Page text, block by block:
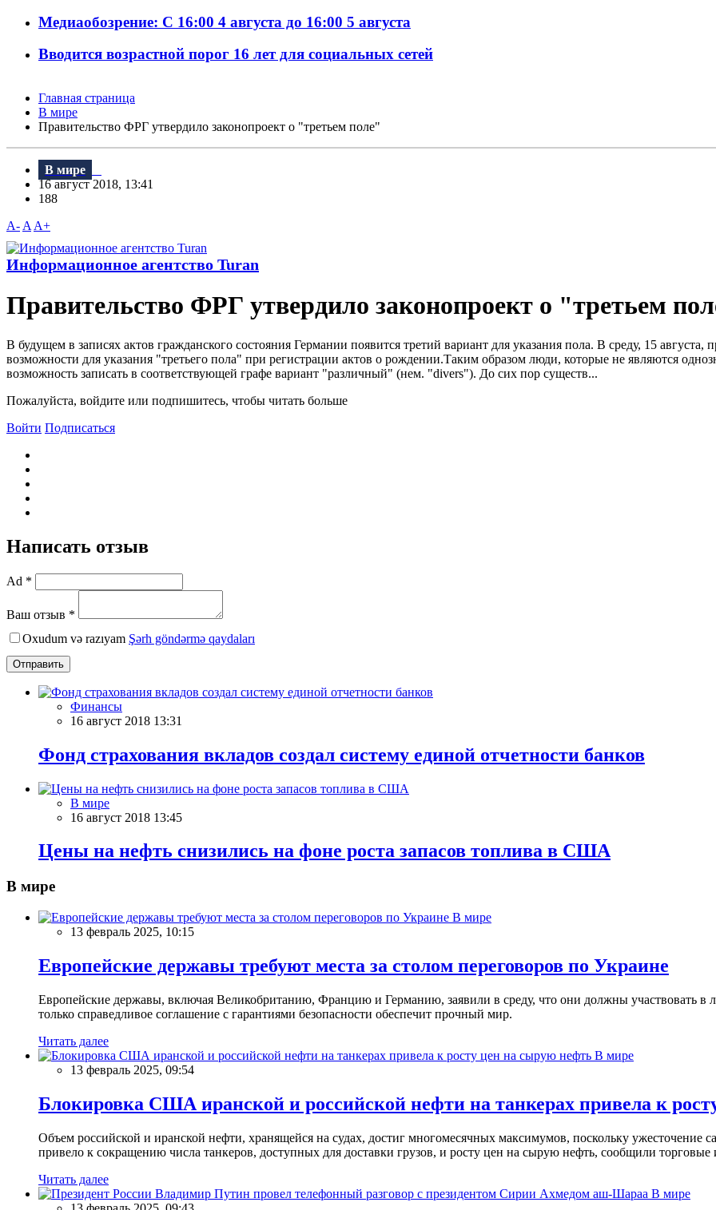
Медиаобозрение: С 16:00 4 августа до 16:00 5 августа
Вводится возрастной порог 16 лет для социальных сетей
Главная страница
В мире
Правительство ФРГ утвердило законопроект о "третьем поле"
В мире
16 август 2018, 13:41
188
A- A A+
Информационное агентство Turan
Правительство ФРГ утвердило законопроект о "третьем
B будущем в записях актов гражданского состояния Германии появится третий вариант для указания пола. B среду, 15
возможности для указания "третьего пола" при регистрации актов о рождении.Таким образом люди, которые не являются
возможность записать в соответствующей графе вариант "различный" (нем. "divers"). До сих пор существ...
Пожалуйста, войдите или подпишитесь, чтобы читать больше
Войти Подписаться
Написать отзыв
Ad *
Ваш отзыв *
Oxudum və razıyam Şərh göndərmə qaydaları
Отправить
Финансы
16 август 2018 13:31
Фонд страхования вкладов создал систему единой отчетности банков
В мире
16 август 2018 13:45
Цены на нефть снизились на фоне роста запасов топлива в США
В мире
В мире
13 февраль 2025, 10:15
Европейские державы требуют места за столом переговоров по Украине
Европейские державы, включая Великобританию, Францию и Германию, заявили в среду, что они должны участвовать в
только справедливое соглашение с гарантиями безопасности обеспечит прочный мир.
Читать далее
В мире
13 февраль 2025, 09:54
Блокировка США иранской и российской нефти на танкерах привела к
Объем российской и иранской нефти, хранящейся на судах, достиг многомесячных максимумов, поскольку
привело к сокращению числа танкеров, доступных для доставки грузов, и росту цен на сырую нефть, сообщили
Читать далее
В мире